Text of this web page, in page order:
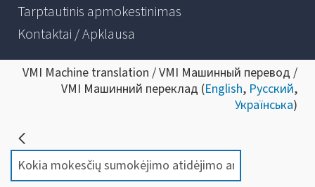
Tarptautinis apmokestinimas
Kontaktai / Apklausa
VMI Machine translation / VMI Машинный перевод /
VMI Машинний переклад (English, Русский,
Українська)